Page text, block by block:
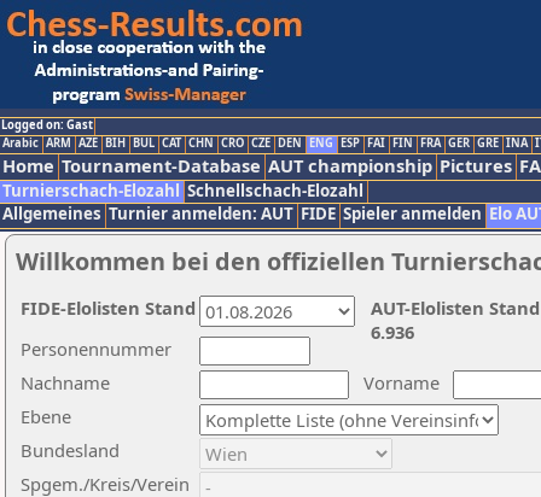
Logged on: Gast
Arabic ARM AZE BIH BUL CAT CHN CRO CZE DEN ENG ESP FAI FIN FRA GER GRE INA
Home Tournament-Database AUT championship Pictures
Turnierschach-Elozahl Schnellschach-Elozahl
Allgemeines Turnier anmelden: AUT FIDE Spieler anmelden Elo
Willkommen bei den offiziellen
Nachname
Vorname
Ebene
Personennummer
Bundesland
Spgem./Kreis/Verein
AUT-Elolisten
6.936
FIDE-Elolisten Stand